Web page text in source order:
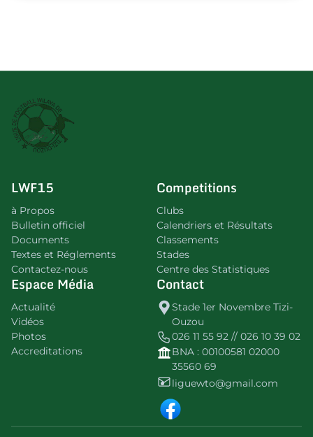
LWF15
à Propos
Bulletin officiel
Documents
Textes et Réglements
Contactez-nous
Competitions
Clubs
Calendriers et Résultats
Classements
Stades
Centre des Statistiques
Espace Média
Actualité
Vidéos
Photos
Accreditations
Contact
Stade 1er Novembre Tizi-
Ouzou
026 11 55 92 // 026 10 39 02
BNA : 00100581 02000
35560 69
liguewto@gmail.com